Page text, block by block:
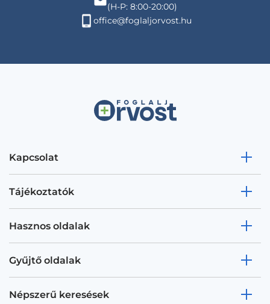
(H-P: 8:00-20:00)
office@foglaljorvost.hu
Kapcsolat
Tájékoztatók
Hasznos oldalak
Gyűjtő oldalak
Népszerű keresések